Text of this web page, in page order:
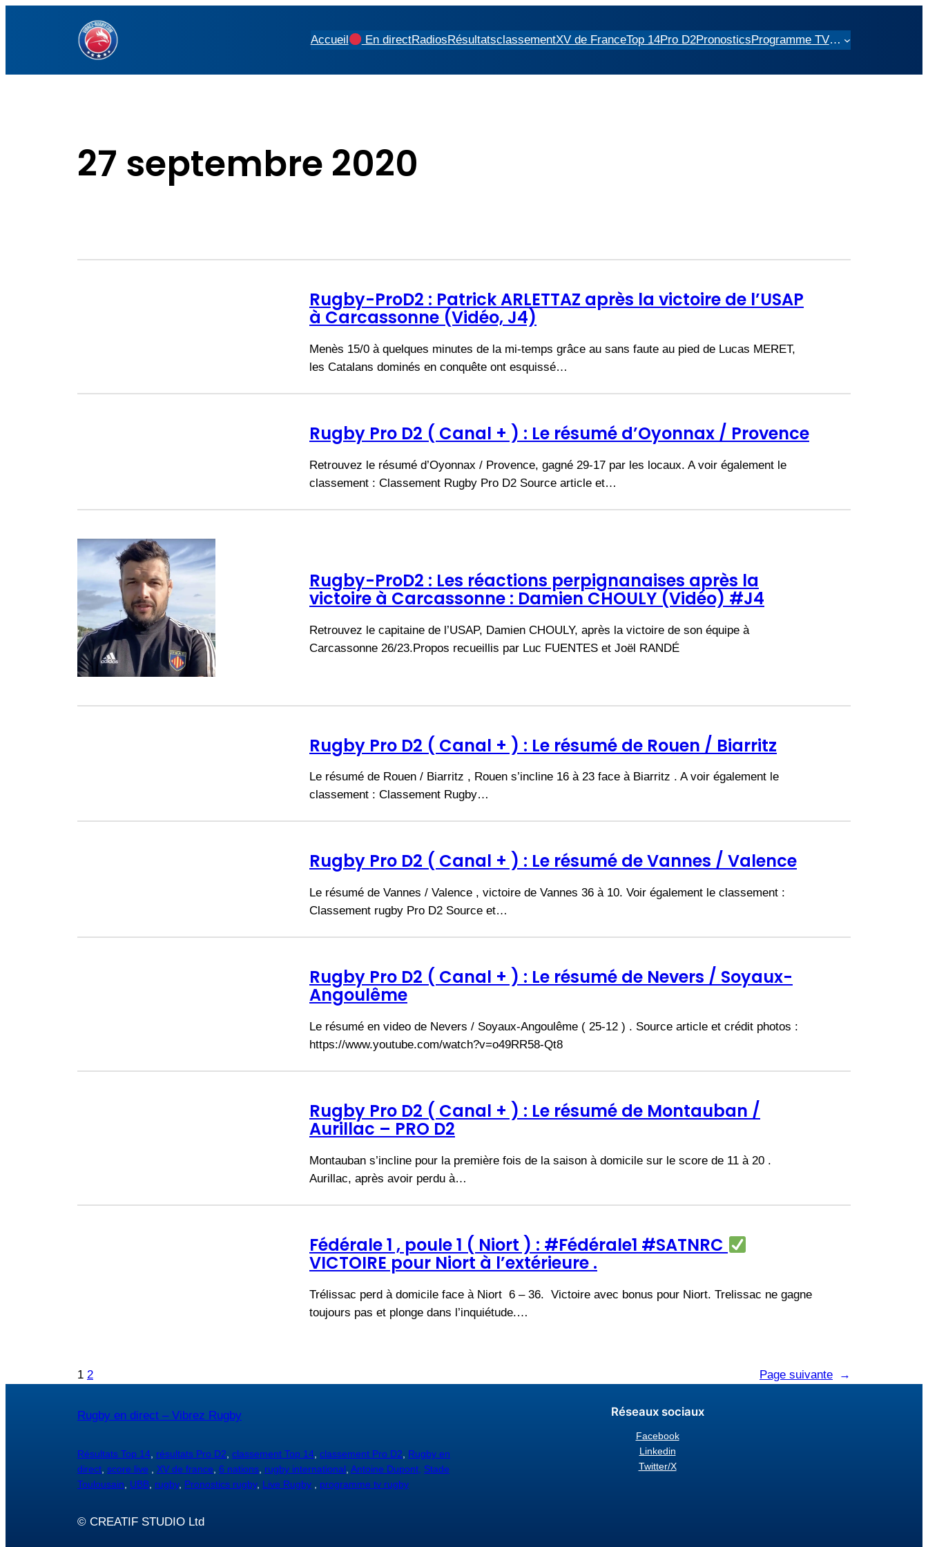
Accueil En directRadiosRésultatsclassementXV de FranceTop 14Pro D2PronosticsProgramme TV…
27 septembre 2020
Rugby-ProD2 : Patrick ARLETTAZ après la victoire de l’USAP
à Carcassonne (Vidéo, J4)
Menès 15/0 à quelques minutes de la mi-temps grâce au sans faute au pied de Lucas MERET,
les Catalans dominés en conquête ont esquissé…
Rugby Pro D2 ( Canal + ) : Le résumé d’Oyonnax / Provence
Retrouvez le résumé d’Oyonnax / Provence, gagné 29-17 par les locaux. A voir également le
classement : Classement Rugby Pro D2 Source article et…
Rugby-ProD2 : Les réactions perpignanaises après la
victoire à Carcassonne : Damien CHOULY (Vidéo) #J4
Retrouvez le capitaine de l’USAP, Damien CHOULY, après la victoire de son équipe à
Carcassonne 26/23.Propos recueillis par Luc FUENTES et Joël RANDÉ
Rugby Pro D2 ( Canal + ) : Le résumé de Rouen / Biarritz
Le résumé de Rouen / Biarritz , Rouen s’incline 16 à 23 face à Biarritz . A voir également le
classement : Classement Rugby…
Rugby Pro D2 ( Canal + ) : Le résumé de Vannes / Valence
Le résumé de Vannes / Valence , victoire de Vannes 36 à 10. Voir également le classement :
Classement rugby Pro D2 Source et…
Rugby Pro D2 ( Canal + ) : Le résumé de Nevers / Soyaux-
Angoulême
Le résumé en video de Nevers / Soyaux-Angoulême ( 25-12 ) . Source article et crédit photos :
https://www.youtube.com/watch?v=o49RR58-Qt8
Rugby Pro D2 ( Canal + ) : Le résumé de Montauban /
Aurillac – PRO D2
Montauban s’incline pour la première fois de la saison à domicile sur le score de 11 à 20 .
Aurillac, après avoir perdu à…
Fédérale 1 , poule 1 ( Niort ) : #Fédérale1 #SATNRC
VICTOIRE pour Niort à l’extérieure .
Trélissac perd à domicile face à Niort 6 – 36. Victoire avec bonus pour Niort. Trelissac ne gagne
toujours pas et plonge dans l’inquiétude.…
1 2 Page suivante →
Rugby en direct – Vibrez Rugby
Résultats Top 14, résultats Pro D2, classement Top 14, classement Pro D2, Rugby en
direct, score live , XV de france, 6 nations, rugby international, Antoine Dupont, Stade
Toulousain, UBB, rugby, Pronostics rugby, Live Rugby , programme tv rugby
© CREATIF STUDIO Ltd
Réseaux sociaux
Facebook
Linkedin
Twitter/X